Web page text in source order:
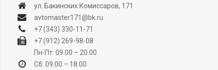
ул. Бакинских Комиссаров, 171
avtomaster171@bk.ru
+7 (343) 330-11-71
+7 (912) 269-98-08
Пн-Пт: 09.00 – 20.00
Сб: 09.00 – 18.00